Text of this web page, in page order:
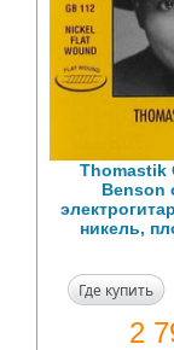
Thomastik
Benson
никель,
Где купить
2